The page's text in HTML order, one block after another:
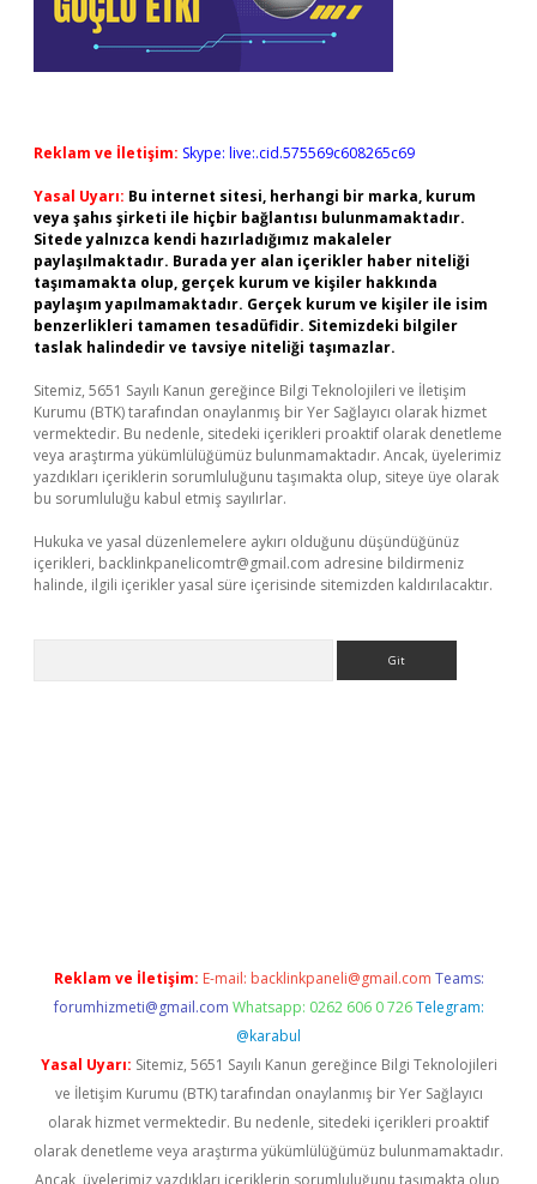
Reklam ve İletişim: Skype: live:.cid.575569c608265c69
Yasal Uyarı: Bu internet sitesi, herhangi bir marka, kurum
veya şahıs şirketi ile hiçbir bağlantısı bulunmamaktadır.
Sitede yalnızca kendi hazırladığımız makaleler
paylaşılmaktadır. Burada yer alan içerikler haber niteliği
taşımamakta olup, gerçek kurum ve kişiler hakkında
paylaşım yapılmamaktadır. Gerçek kurum ve kişiler ile isim
benzerlikleri tamamen tesadüfidir. Sitemizdeki bilgiler
taslak halindedir ve tavsiye niteliği taşımazlar.
Sitemiz, 5651 Sayılı Kanun gereğince Bilgi Teknolojileri ve İletişim
Kurumu (BTK) tarafından onaylanmış bir Yer Sağlayıcı olarak hizmet
vermektedir. Bu nedenle, sitedeki içerikleri proaktif olarak denetleme
veya araştırma yükümlülüğümüz bulunmamaktadır. Ancak, üyelerimiz
yazdıkları içeriklerin sorumluluğunu taşımakta olup, siteye üye olarak
bu sorumluluğu kabul etmiş sayılırlar.
Hukuka ve yasal düzenlemelere aykırı olduğunu düşündüğünüz
içerikleri, backlinkpanelicomtr@gmail.com adresine bildirmeniz
halinde, ilgili içerikler yasal süre içerisinde sitemizden kaldırılacaktır.
Reklam ve İletişim: E-mail: backlinkpaneli@gmail.com Teams:
forumhizmeti@gmail.com Whatsapp: 0262 606 0 726 Telegram:
@karabul
Yasal Uyarı: Sitemiz, 5651 Sayılı Kanun gereğince Bilgi Teknolojileri
ve İletişim Kurumu (BTK) tarafından onaylanmış bir Yer Sağlayıcı
olarak hizmet vermektedir. Bu nedenle, sitedeki içerikleri proaktif
olarak denetleme veya araştırma yükümlülüğümüz bulunmamaktadır.
Ancak, üyelerimiz yazdıkları içeriklerin sorumluluğunu taşımakta olup,